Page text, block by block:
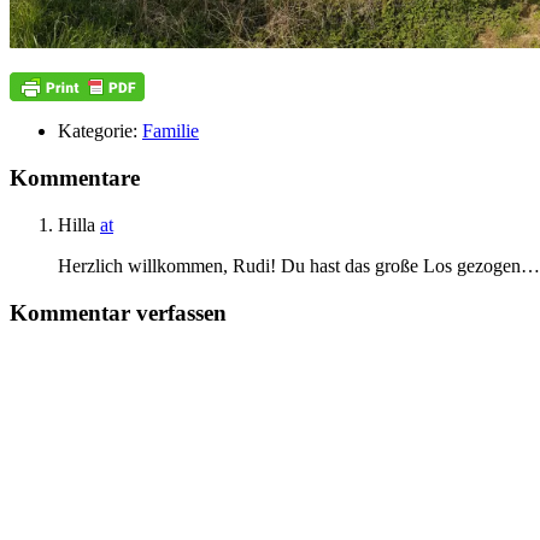
Kategorie: Familie
Kommentare
Hilla at
Herzlich willkommen, Rudi! Du hast das große Los
Kommentar verfassen